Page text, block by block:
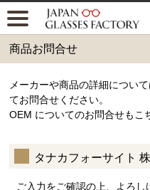
商品お問合せ
メーカーや商品の詳細につい
てお問合せください。
OEM についてのお問合せもこ
タナカフォーサイト
ご入力をご確認の上、よろ